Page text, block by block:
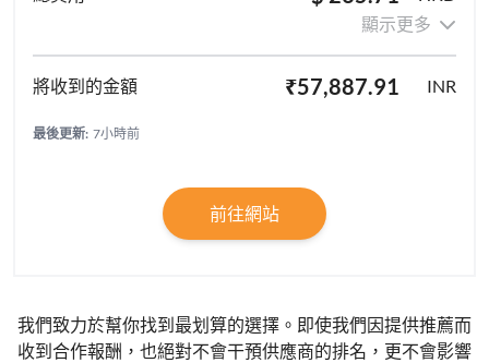
顯示更多
₹57,887.91 INR
最後更新: 7小時前
前往網站
我們致力於幫你找到最划算的選擇。即使我們因提供推薦而
收到合作報酬，也絕對不會干預供應商的排名，更不會影響